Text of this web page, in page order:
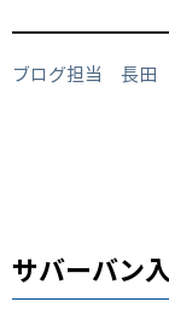
ブログ担当 長田
サバーバン